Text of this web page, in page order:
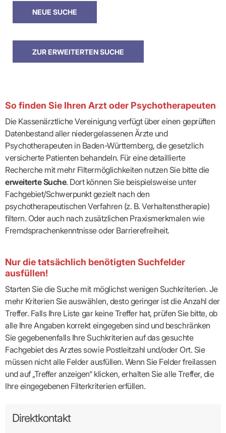
So finden Sie Ihren Arzt oder Psychotherapeuten
Die Kassenärztliche Vereinigung verfügt über einen geprüften
Datenbestand aller niedergelassenen Ärzte und
Psychotherapeuten in Baden-Württemberg, die gesetzlich
versicherte Patienten behandeln. Für eine detaillierte
Recherche mit mehr Filtermöglichkeiten nutzen Sie bitte die
erweiterte Suche. Dort können Sie beispielsweise unter
Fachgebiet/Schwerpunkt gezielt nach den
psychotherapeutischen Verfahren (z. B. Verhaltenstherapie)
filtern. Oder auch nach zusätzlichen Praxismerkmalen wie
Fremdsprachenkenntnisse oder Barrierefreiheit.
Nur die tatsächlich benötigten Suchfelder
ausfüllen!
Starten Sie die Suche mit möglichst wenigen Suchkriterien. Je
mehr Kriterien Sie auswählen, desto geringer ist die Anzahl der
Treffer. Falls Ihre Liste gar keine Treffer hat, prüfen Sie bitte, ob
alle Ihre Angaben korrekt eingegeben sind und beschränken
Sie gegebenenfalls Ihre Suchkriterien auf das gesuchte
Fachgebiet des Arztes sowie Postleitzahl und/oder Ort. Sie
müssen nicht alle Felder ausfüllen. Wenn Sie Felder freilassen
und auf „Treffer anzeigen“ klicken, erhalten Sie alle Treffer, die
Ihre eingegebenen Filterkriterien erfüllen.
Direktkontakt